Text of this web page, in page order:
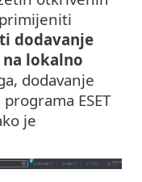
dodavanje
lokalno
dodavanje
ESET
je